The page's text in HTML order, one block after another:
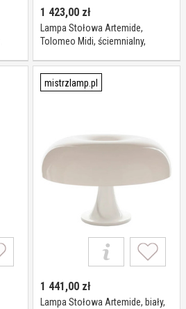
1 423,00 zł
Lampa Stołowa Artemide,
Tolomeo Midi, ściemnialny,
metal, design
mistrzlamp.pl
1 441,00 zł
Lampa Stołowa Artemide, biały,